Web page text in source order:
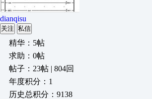
dianqisu
关注 私信
精华：5帖
求助：0帖
帖子：23帖 | 804回
年度积分：1
历史总积分：9138